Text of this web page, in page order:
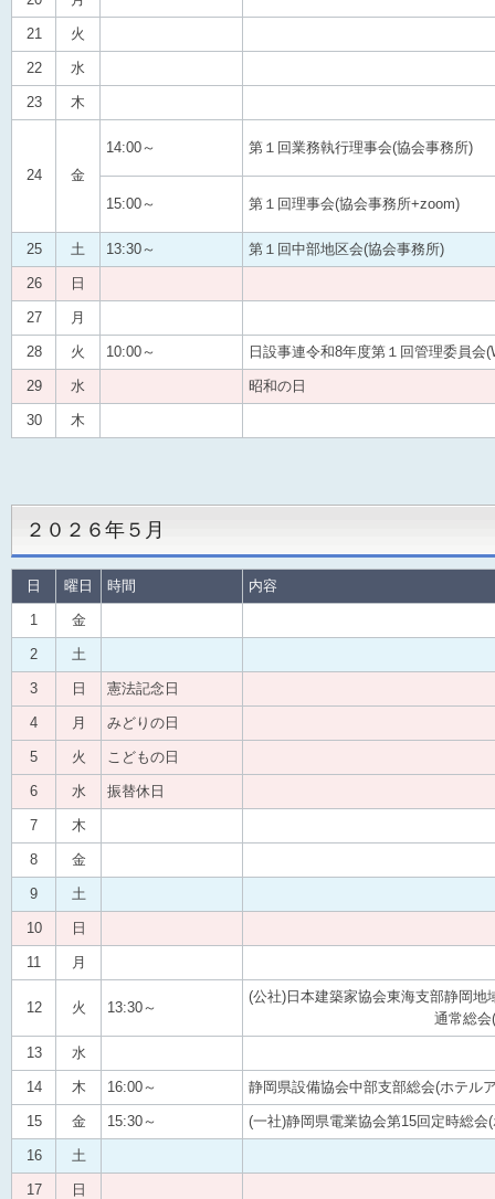
21 火
22 水
23 木
24 金
14:00～ 第１回業務執行理事会(協会事務所)
15:00～ 第１回理事会(協会事務所+zoom)
25 土 13:30～ 第１回中部地区会(協会事務所)
26 日
27 月
28 火 10:00～ 日設事連令和8年度第１回管理委員会
29 水 昭和の日
30 木
２０２６年５月
日 曜日 時間 内容
1 金
2 土
3 日 憲法記念日
4 月 みどりの日
5 火 こどもの日
6 水 振替休日
7 木
8 金
9 土
10 日
11 月
12 火 13:30～
(公社)日本建築家協会東海支部静
通常総会(ペガ
13 水
14 木 16:00～ 静岡県設備協会中部支部総会(ホテル
15 金 15:30～ (一社)静岡県電業協会第15回定時総会
16 土
17 日